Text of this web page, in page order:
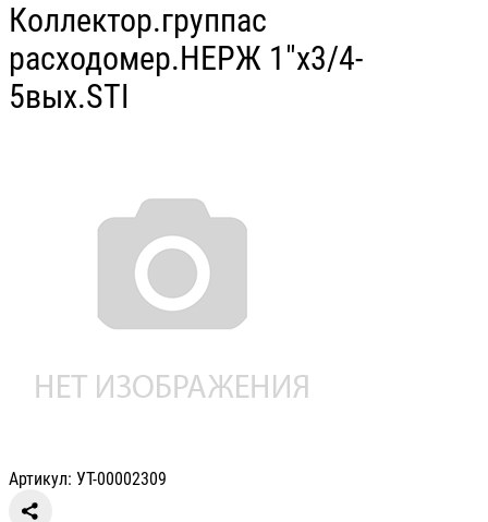
Коллектор.группас
расходомер.НЕРЖ 1"х3/4-
5вых.STI
Артикул: УТ-00002309